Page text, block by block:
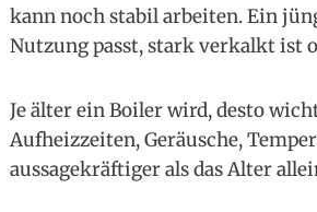
kann noch stabil arbeiten. Ein
Nutzung passt, stark verkalkt ist
Je älter ein Boiler wird, desto
Aufheizzeiten, Geräusche,
aussagekräftiger als das Alter